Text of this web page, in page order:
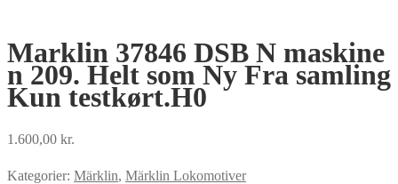
Marklin 37846 DSB N maskine
n 209. Helt som Ny Fra samling
Kun testkørt.H0
1.600,00 kr.
Kategorier: Märklin, Märklin Lokomotiver